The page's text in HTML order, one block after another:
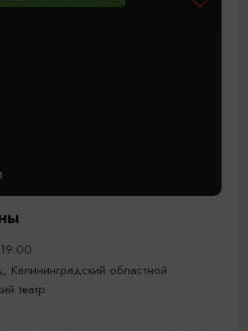
Калининградский областной
театр